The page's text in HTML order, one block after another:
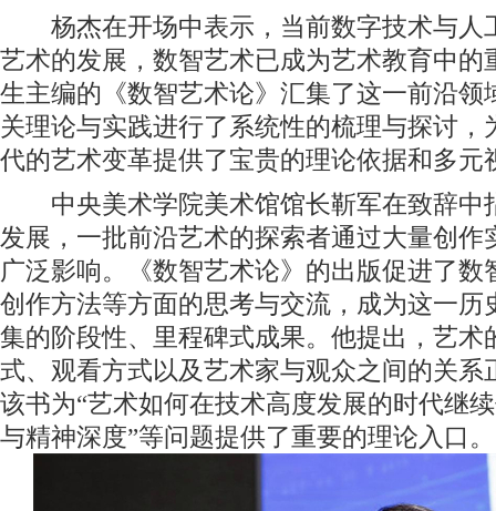
杨杰在开场中表示，当前数字技术与人
艺术的发展，数智艺术已成为艺术教育中的
生主编的《数智艺术论》汇集了这一前沿领
关理论与实践进行了系统性的梳理与探讨，
代的艺术变革提供了宝贵的理论依据和多元
中央美术学院美术馆馆长靳军在致辞中
发展，一批前沿艺术的探索者通过大量创作
广泛影响。《数智艺术论》的出版促进了数
创作方法等方面的思考与交流，成为这一历
集的阶段性、里程碑式成果。他提出，艺术
式、观看方式以及艺术家与观众之间的关系
该书为“艺术如何在技术高度发展的时代继
与精神深度”等问题提供了重要的理论入口。